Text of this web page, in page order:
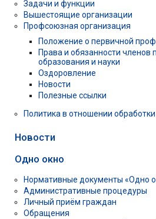
Задачи и функции
Вышестоящие организации
Профсоюзная организация
Положение о первичной
Права и обязанности членов
образования и науки
Оздоровление
Новости
Полезные ссылки
Политика в отношении
Новости
Одно окно
Нормативные документы «Одно
Административные процедуры
Личный приём граждан
Обращения